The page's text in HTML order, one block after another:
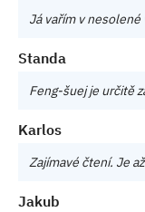
Já vařím v
Standa
Feng-šuej je určitě
Karlos
Zajímavé čtení. Je
Jakub